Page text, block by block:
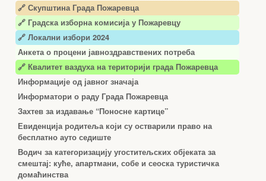
🔗 Скупштина Града Пожаревца
🔗 Градска изборна комисија у Пожаревцу
🔗 Локални избори 2024
Анкета о процени јавноздравствених потреба
🔗 Квалитет ваздуха на територији града Пожаревца
Информације од јавног значаја
Информатори о раду Града Пожаревца
Захтев за издавање “Поносне картице”
Евиденција родитеља који су остварили право на
бесплатно ауто седиште
Водич за категоризацију угоститељских објеката за
смештај: куће, апартмани, собе и сеоска туристичка
домаћинства